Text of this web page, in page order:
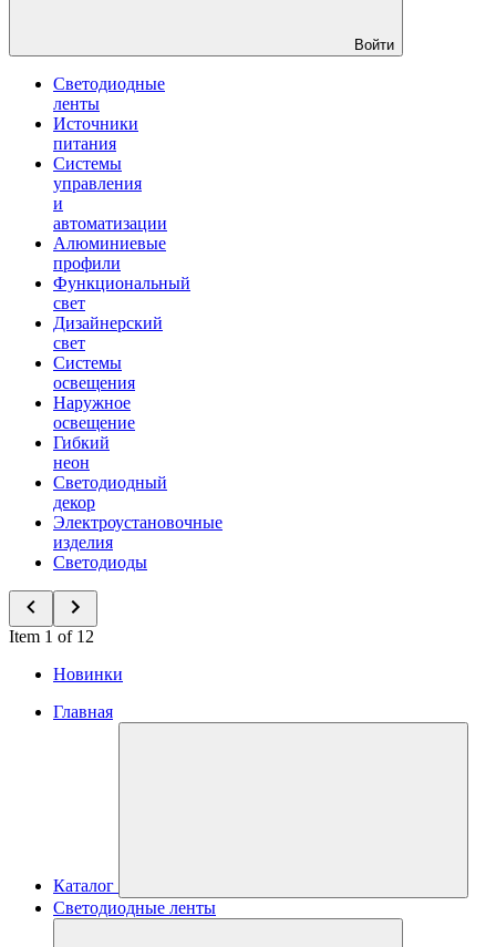
Войти
Светодиодные
ленты
Источники
питания
Системы
управления
и
автоматизации
Алюминиевые
профили
Функциональный
свет
Дизайнерский
свет
Системы
освещения
Наружное
освещение
Гибкий
неон
Светодиодный
декор
Электроустановочные
изделия
Светодиоды
Item 1 of 12
Новинки
Главная
Каталог
Светодиодные ленты